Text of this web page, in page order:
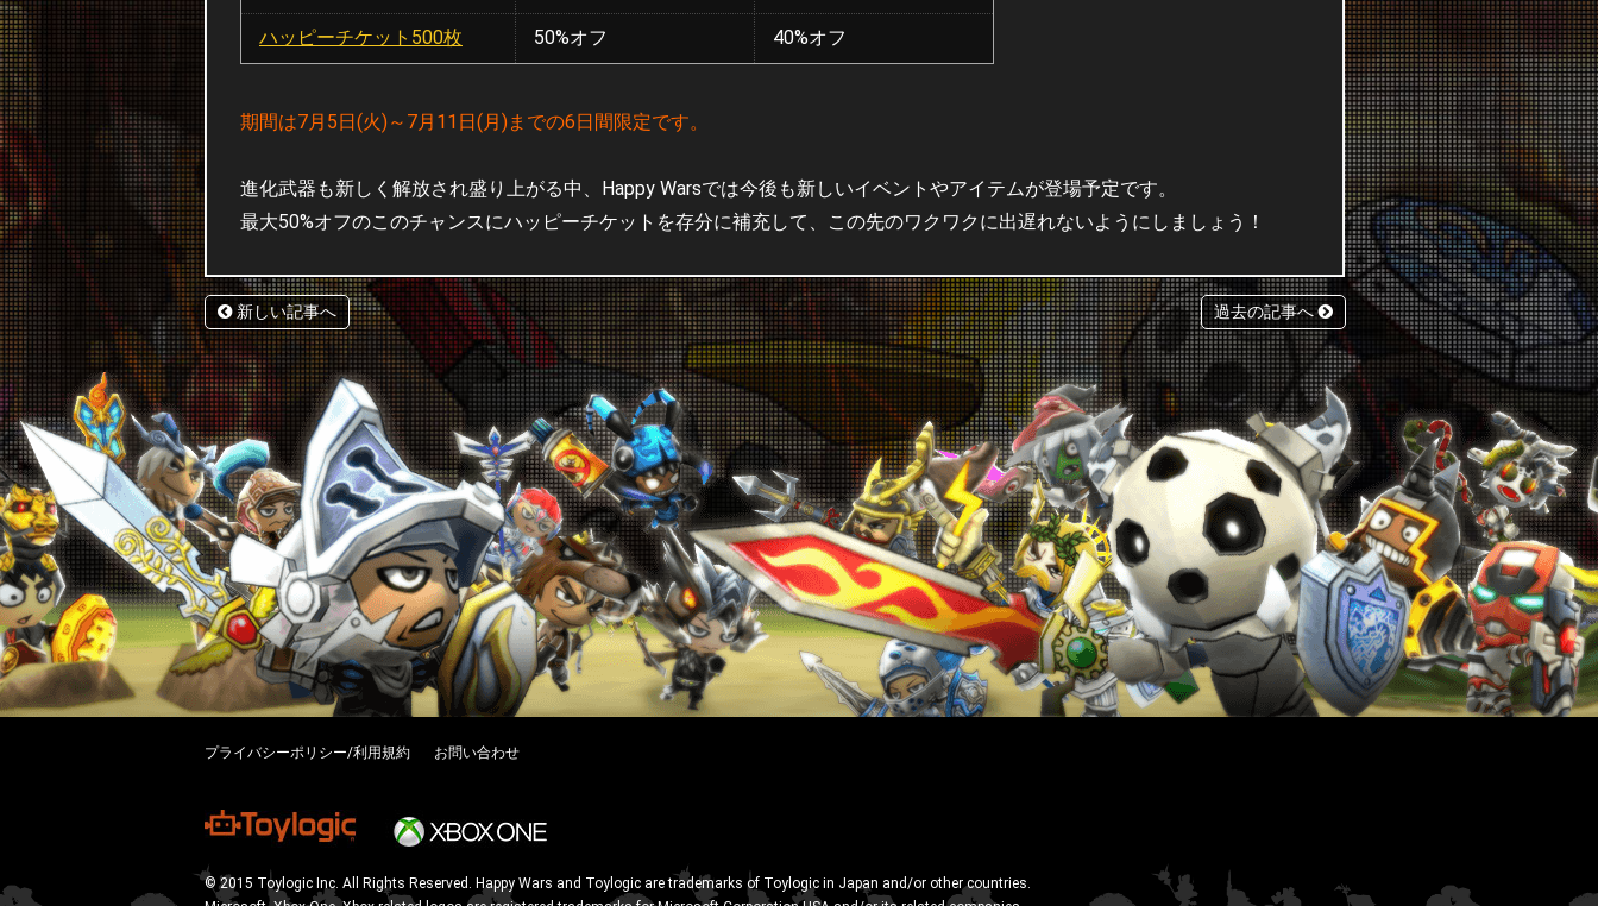
ハッピーチケット500枚 50%オフ 40%オフ
期間は7月5日(火)～7月11日(月)までの6日間限定です。
進化武器も新しく解放され盛り上がる中、Happy Warsでは今後も新しいイベントやアイテムが登場予定です。
最大50%オフのこのチャンスにハッピーチケットを存分に補充して、この先のワクワクに出遅れないようにしましょう！
新しい記事へ 過去の記事へ
プライバシーポリシー/利用規約 お問い合わせ
© 2015 Toylogic Inc. All Rights Reserved. Happy Wars and Toylogic are trademarks of Toylogic in Japan and/or other countries.